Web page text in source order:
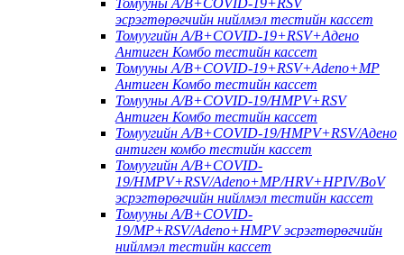
эсрэгтөрөгчийн нийлмэл тестийн кассет
Томуугийн A/B+COVID-19+RSV+Адено
Антиген Комбо тестийн кассет
Томууны A/B+COVID-19+RSV+Adeno+MP
Антиген Комбо тестийн кассет
Томууны A/B+COVID-19/HMPV+RSV
Антиген Комбо тестийн кассет
Томуугийн A/B+COVID-19/HMPV+RSV/Адено
антиген комбо тестийн кассет
Томуугийн A/B+COVID-
19/HMPV+RSV/Adeno+MP/HRV+HPIV/BoV
эсрэгтөрөгчийн нийлмэл тестийн кассет
Томууны A/B+COVID-
19/MP+RSV/Adeno+HMPV эсрэгтөрөгчийн
нийлмэл тестийн кассет